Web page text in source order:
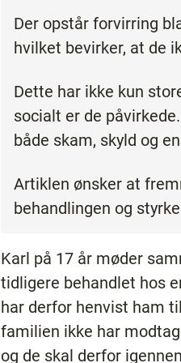
Der opstår forvirring
hvilket bevirker, at de
Dette har ikke kun
socialt er de
både skam, skyld og
Artiklen ønsker at
behandlingen og
Karl på 17 år møder
tidligere behandlet hos
har derfor henvist ham
familien ikke har
og de skal derfor